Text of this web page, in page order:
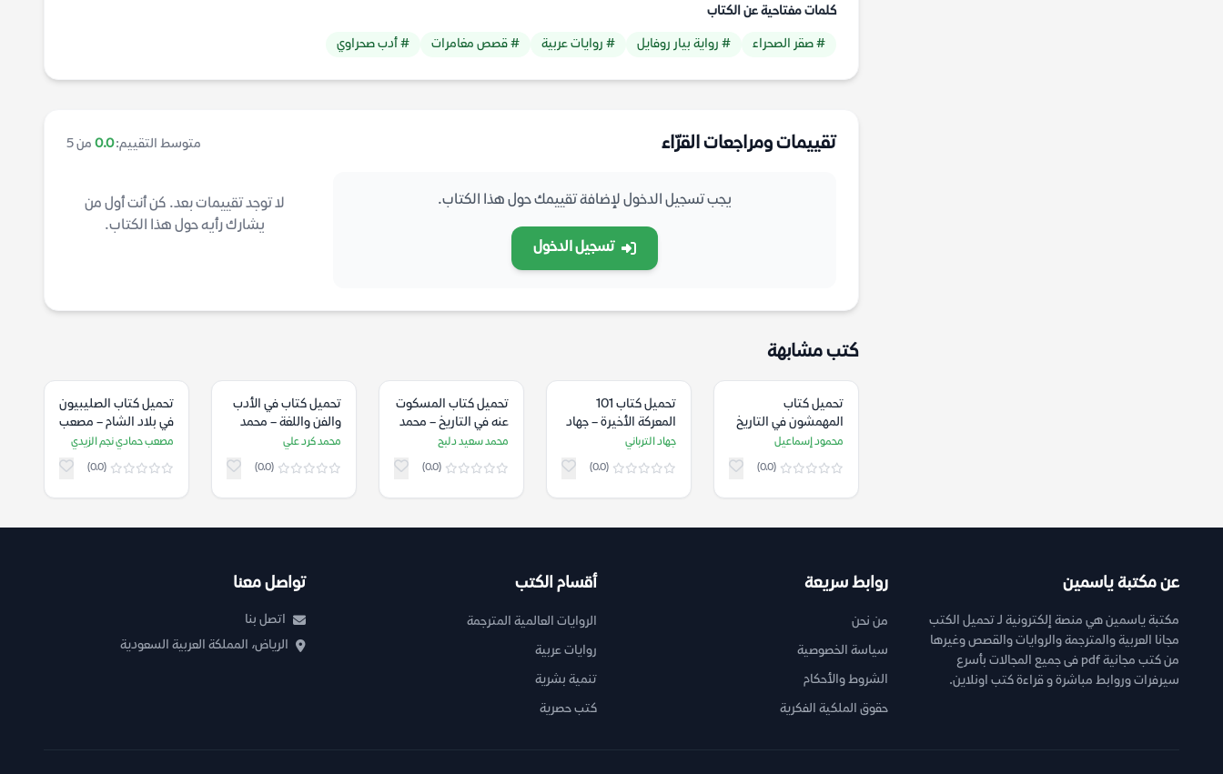
كلمات مفتاحية عن الكتاب
# صقر الصحراء # رواية بيار روفايل # روايات عربية # قصص مغامرات # أدب صحراوي
تقييمات ومراجعات القرّاء متوسط التقييم:0.0 من 5
يجب تسجيل الدخول لإضافة تقييمك حول هذا الكتاب.
تسجيل الدخول
لا توجد تقييمات بعد. كن أنت أول من
يشارك رأيه حول هذا الكتاب.
كتب مشابهة
تحميل كتاب
المهمشون في التاريخ
الإسلامي – محمود
محمود إسماعيل
(0.0)
تحميل كتاب 101
المعركة الأخيرة – جهاد
الترباني
جهاد الترباني
(0.0)
تحميل كتاب المسكوت
عنه في التاريخ – محمد
سعيد دلبح
محمد سعيد دلبح
(0.0)
تحميل كتاب في الأدب
والفن واللغة – محمد
كرد علي
محمد كرد علي
(0.0)
تحميل كتاب الصليبيون
في بلاد الشام – مصعب
حمادي نجم الزيدي
مصعب حمادي نجم الزيدي
(0.0)
عن مكتبة ياسمين
مكتبة ياسمين هي منصة إلكترونية لـ تحميل الكتب
مجانا العربية والمترجمة والروايات والقصص وغيرها
من كتب مجانية pdf فى جميع المجالات بأسرع
سيرفرات وروابط مباشرة و قراءة كتب اونلاين.
روابط سريعة
من نحن
سياسة الخصوصية
الشروط والأحكام
حقوق الملكية الفكرية
أقسام الكتب
الروايات العالمية المترجمة
روايات عربية
تنمية بشرية
كتب حصرية
تواصل معنا
اتصل بنا
الرياض، المملكة العربية السعودية